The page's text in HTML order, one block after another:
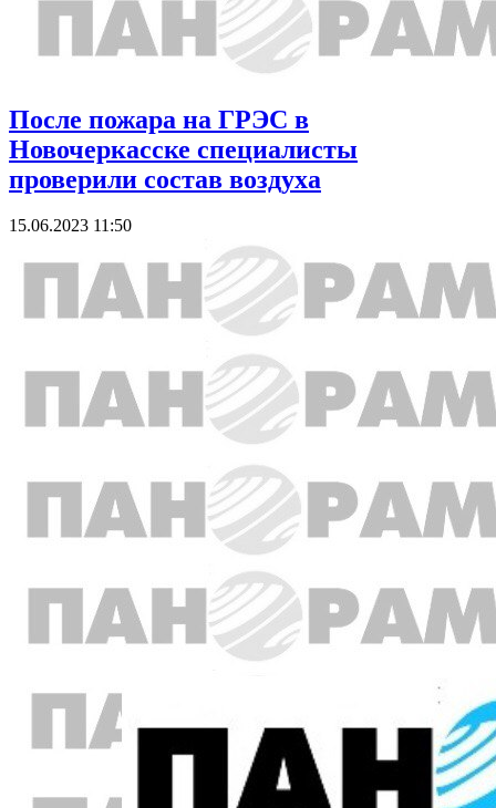
После пожара на ГРЭС в
Новочеркасске специалисты
проверили состав воздуха
15.06.2023 11:50